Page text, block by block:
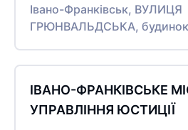
Івано-Франківськ, ВУЛИЦЯ
ГРЮНВАЛЬДСЬКА,
ІВАНО-ФРАНКІВСЬКЕ
УПРАВЛІННЯ ЮСТИЦІЇ